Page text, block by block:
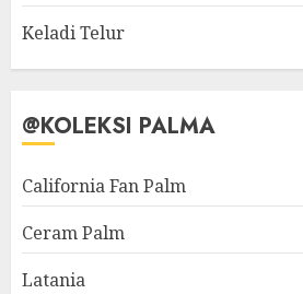
Keladi Telur
@KOLEKSI PALMA
California Fan Palm
Ceram Palm
Latania